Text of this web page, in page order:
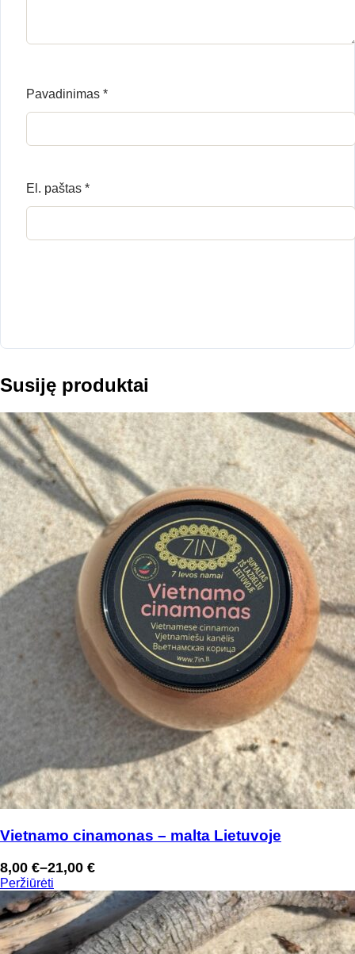
Pavadinimas *
El. paštas *
Susiję produktai
Vietnamo cinamonas – malta Lietuvoje
8,00 €–21,00 €
Price
range:
8,00 €
through
21,00 €
Peržiūrėti